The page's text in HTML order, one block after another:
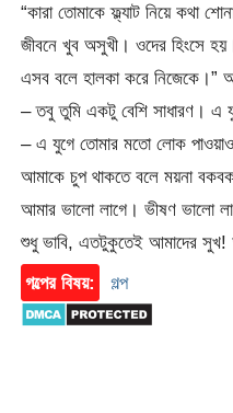
“কারা তোমাকে ফ্ল্যাট নিয়ে কথা
জীবনে খুব অসুখী। ওদের হিংসে
এসব বলে হালকা করে নিজেকে।”
– তবু তুমি একটু বেশি সাধারণ। এ
– এ যুগে তোমার মতো লোক
আমাকে চুপ থাকতে বলে ময়না
আমার ভালো লাগে। ভীষণ ভালো
শুধু ভাবি, এতটুকুতেই আমাদের সুখ!
গল্পের বিষয়:
গল্প